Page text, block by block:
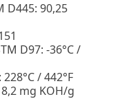
D445: 90,25
D97: -36°C /
/ 442°F
mg KOH/g